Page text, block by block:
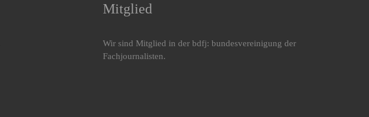
Mitglied
Wir sind Mitglied in der bdfj: bundesvereinigung der
Fachjournalisten.